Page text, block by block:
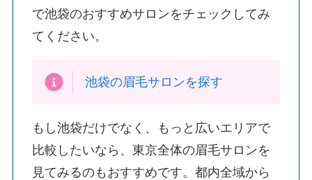
で池袋のおすすめサロンをチェックしてみ
てください。
池袋の眉毛サロンを探す
もし池袋だけでなく、もっと広いエリアで
比較したいなら、東京全体の眉毛サロンを
見てみるのもおすすめです。都内全域から